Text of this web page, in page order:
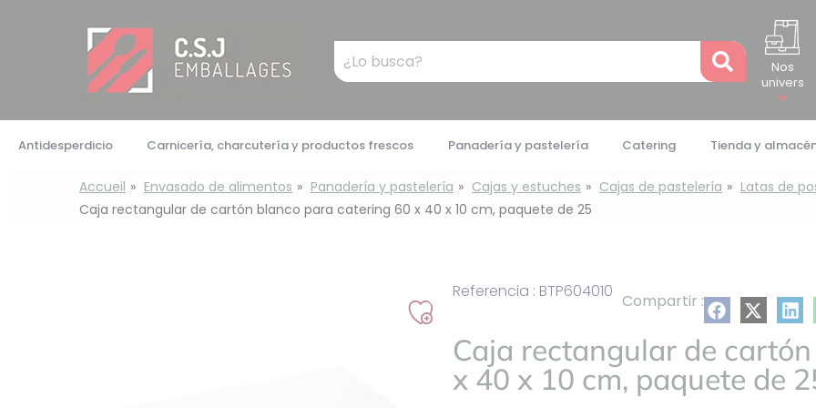
Mots
clés
Nos
univers
Antidesperdicio Carnicería, charcutería y productos frescos Panadería y pastelería Catering Tienda y
Accueil Envasado de alimentos Panadería y pastelería Cajas y estuches Cajas de pastelería
Latas de
Caja rectangular de cartón blanco para catering 60 x 40 x 10 cm, paquete de 25
Añadir
lista
Referencia : BTP604010 Compartir :
Caja rectangular de
x 40 x 10 cm, paquete de